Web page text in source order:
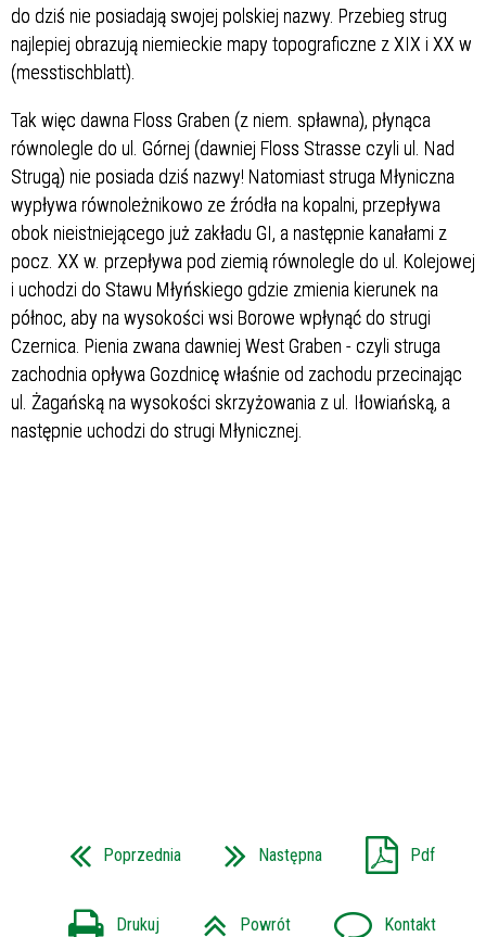
do dziś nie posiadają swojej polskiej nazwy. Przebieg strug
najlepiej obrazują niemieckie mapy topograficzne z XIX i XX w
(messtischblatt).
Tak więc dawna Floss Graben (z niem. spławna), płynąca
równolegle do ul. Górnej (dawniej Floss Strasse czyli ul. Nad
Strugą) nie posiada dziś nazwy! Natomiast struga Młyniczna
wypływa równoleżnikowo ze źródła na kopalni, przepływa
obok nieistniejącego już zakładu GI, a następnie kanałami z
pocz. XX w. przepływa pod ziemią równolegle do ul. Kolejowej
i uchodzi do Stawu Młyńskiego gdzie zmienia kierunek na
północ, aby na wysokości wsi Borowe wpłynąć do strugi
Czernica. Pienia zwana dawniej West Graben - czyli struga
zachodnia opływa Gozdnicę właśnie od zachodu przecinając
ul. Żagańską na wysokości skrzyżowania z ul. Iłowiańską, a
następnie uchodzi do strugi Młynicznej.
Poprzednia Następna Pdf
Drukuj Powrót Kontakt